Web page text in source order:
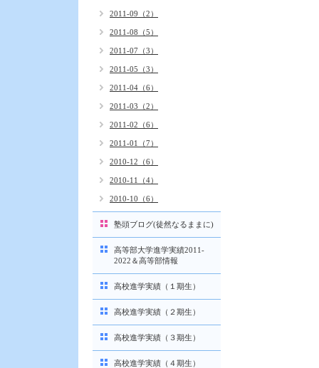
2011-09（2）
2011-08（5）
2011-07（3）
2011-05（3）
2011-04（6）
2011-03（2）
2011-02（6）
2011-01（7）
2010-12（6）
2010-11（4）
2010-10（6）
塾頭ブログ(徒然なるままに)
高等部大学進学実績2011-
2022＆高等部情報
高校進学実績（１期生）
高校進学実績（２期生）
高校進学実績（３期生）
高校進学実績（４期生）